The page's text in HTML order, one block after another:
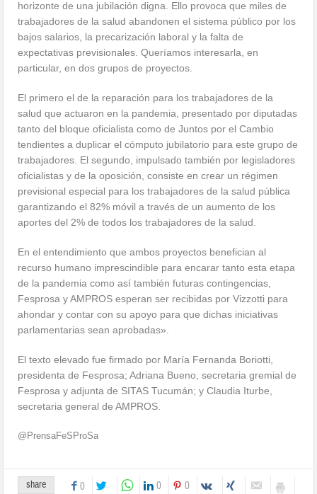
horizonte de una jubilación digna. Ello provoca que miles de
trabajadores de la salud abandonen el sistema público por los
bajos salarios, la precarización laboral y la falta de
expectativas previsionales. Queríamos interesarla, en
particular, en dos grupos de proyectos.
El primero el de la reparación para los trabajadores de la
salud que actuaron en la pandemia, presentado por diputadas
tanto del bloque oficialista como de Juntos por el Cambio
tendientes a duplicar el cómputo jubilatorio para este grupo de
trabajadores. El segundo, impulsado también por legisladores
oficialistas y de la oposición, consiste en crear un régimen
previsional especial para los trabajadores de la salud pública
garantizando el 82% móvil a través de un aumento de los
aportes del 2% de todos los trabajadores de la salud.
En el entendimiento que ambos proyectos benefician al
recurso humano imprescindible para encarar tanto esta etapa
de la pandemia como así también futuras contingencias,
Fesprosa y AMPROS esperan ser recibidas por Vizzotti para
ahondar y contar con su apoyo para que dichas iniciativas
parlamentarias sean aprobadas».
El texto elevado fue firmado por María Fernanda Boriotti,
presidenta de Fesprosa; Adriana Bueno, secretaria gremial de
Fesprosa y adjunta de SITAS Tucumán; y Claudia Iturbe,
secretaria general de AMPROS.
@PrensaFeSProSa
share 0 0 0